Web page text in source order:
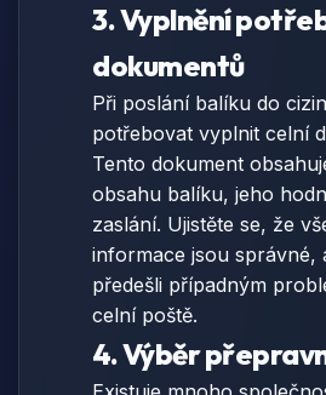
3. Vyplnění
dokumentů
Při poslání balíku do
potřebovat vyplnit celní
Tento dokument
obsahu balíku, jeho
zaslání. Ujistěte se, že
informace jsou správné,
předešli případným
celní poště.
4. Výběr